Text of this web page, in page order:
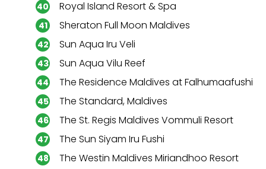
Royal Island Resort & Spa
Sheraton Full Moon Maldives
Sun Aqua Iru Veli
Sun Aqua Vilu Reef
The Residence Maldives at Falhumaafushi
The Standard, Maldives
The St. Regis Maldives Vommuli Resort
The Sun Siyam Iru Fushi
The Westin Maldives Miriandhoo Resort